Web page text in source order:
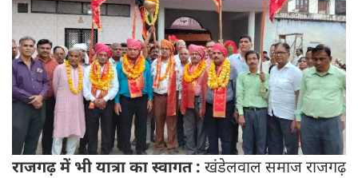
राजगढ़ में भी यात्रा का स्वागत : खंडेलवाल समाज राजगढ़